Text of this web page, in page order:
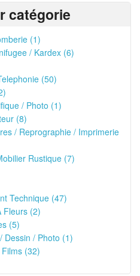
catégorie
(1)
/ Kardex (6)
(50)
/ Photo (1)
(8)
/ Reprographie / Imprimerie
Rustique (7)
Technique (47)
Fleurs (2)
(5)
Dessin / Photo (1)
(32)